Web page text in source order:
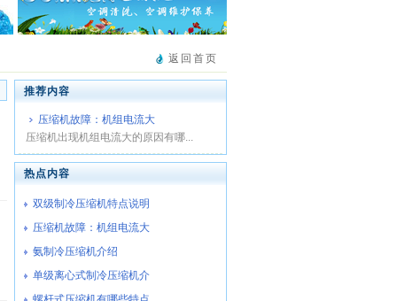
返回首页
推荐内容
压缩机故障：机组电流大
压缩机出现机组电流大的原因有哪...
热点内容
双级制冷压缩机特点说明
压缩机故障：机组电流大
氨制冷压缩机介绍
单级离心式制冷压缩机介